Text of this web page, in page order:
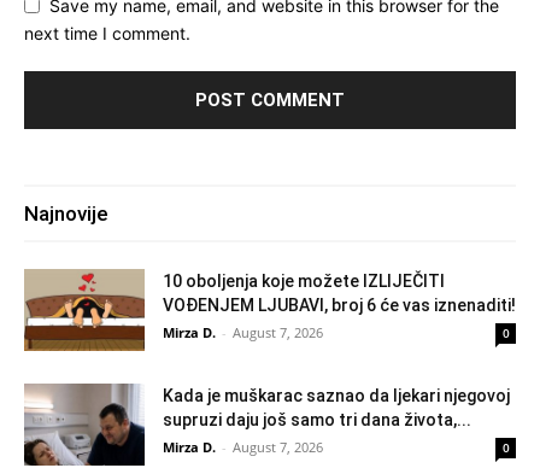
Save my name, email, and website in this browser for the
next time I comment.
Najnovije
10 oboljenja koje možete IZLIJEČITI
VOĐENJEM LJUBAVI, broj 6 će vas iznenaditi!
Mirza D. - August 7, 2026 0
Kada je muškarac saznao da ljekari njegovoj
supruzi daju još samo tri dana života,...
Mirza D. - August 7, 2026 0